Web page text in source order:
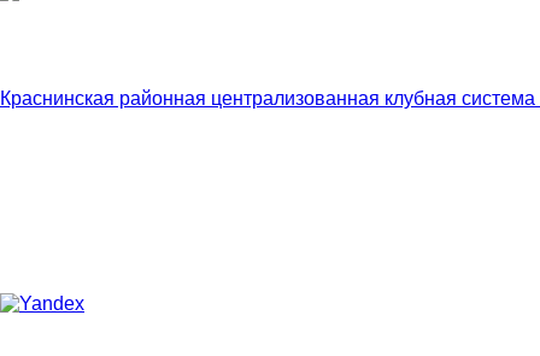
Краснинская районная централизованная клубная